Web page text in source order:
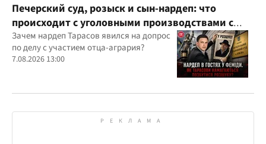
Печерский суд, розыск и сын-нардеп: что
происходит с уголовными производствами с
участием агробарона Тарасова?
Зачем нардеп Тарасов явился на допрос
по делу с участием отца-агрария?
7.08.2026 13:00